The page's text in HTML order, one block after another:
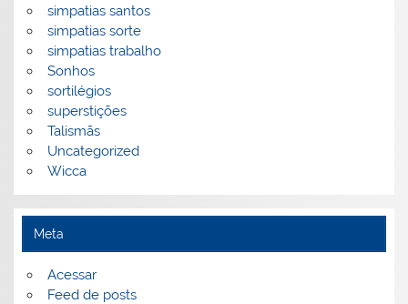
simpatias santos
simpatias sorte
simpatias trabalho
Sonhos
sortilégios
superstições
Talismãs
Uncategorized
Wicca
Meta
Acessar
Feed de posts